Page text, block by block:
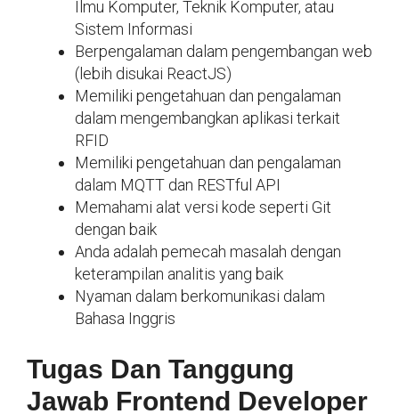
Ilmu Komputer, Teknik Komputer, atau
Sistem Informasi
Berpengalaman dalam pengembangan web
(lebih disukai ReactJS)
Memiliki pengetahuan dan pengalaman
dalam mengembangkan aplikasi terkait
RFID
Memiliki pengetahuan dan pengalaman
dalam MQTT dan RESTful API
Memahami alat versi kode seperti Git
dengan baik
Anda adalah pemecah masalah dengan
keterampilan analitis yang baik
Nyaman dalam berkomunikasi dalam
Bahasa Inggris
Tugas Dan Tanggung
Jawab Frontend Developer